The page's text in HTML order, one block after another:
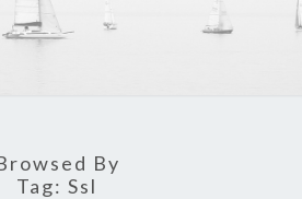
MYVOIPAPP
By
Tag: Ssl